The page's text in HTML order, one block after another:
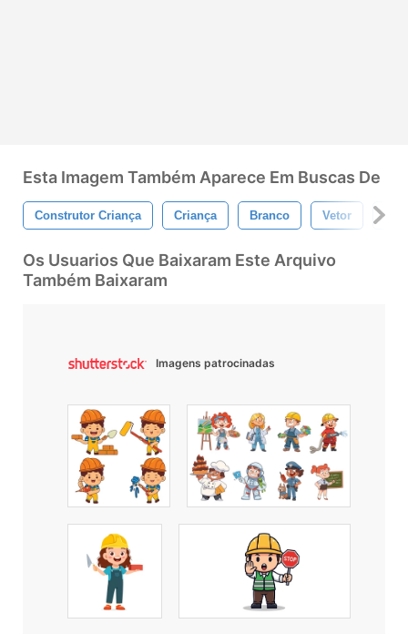
Esta Imagem Também Aparece Em Buscas De
Construtor Criança Criança Branco Vetor
Os Usuarios Que Baixaram Este Arquivo
Também Baixaram
Imagens patrocinadas